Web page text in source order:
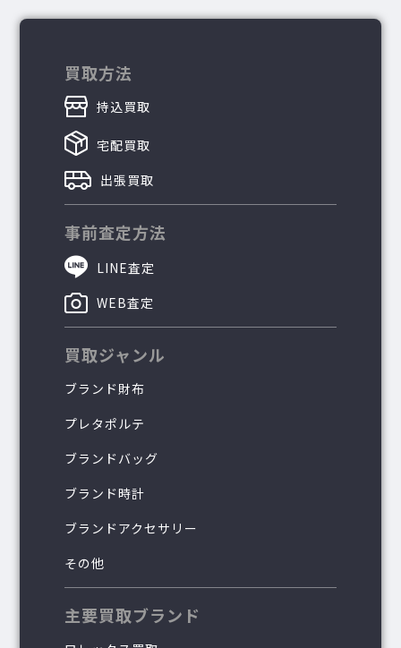
買取方法
持込買取
宅配買取
出張買取
事前査定方法
LINE査定
WEB査定
買取ジャンル
ブランド財布
プレタポルテ
ブランドバッグ
ブランド時計
ブランドアクセサリー
その他
主要買取ブランド